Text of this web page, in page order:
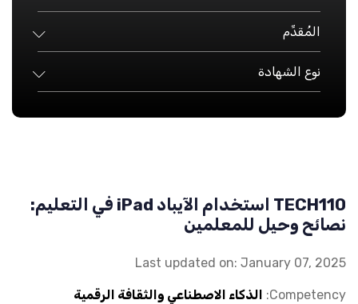
المُقدِّم
نوع الشهادة
TECH110 استخدام الآيباد iPad في التعليم:
نصائح وحيل للمعلمين
Last updated on: January 07, 2025
Competency: الذكاء الاصطناعي والثقافة الرقمية